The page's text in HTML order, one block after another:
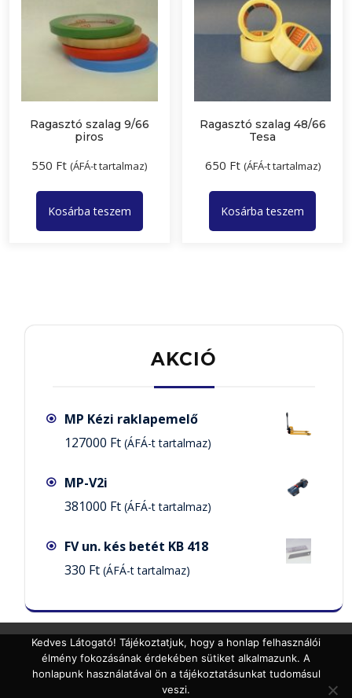
Ragasztó szalag 9/66
piros
550 Ft (ÁFÁ-t tartalmaz)
Kosárba teszem
Ragasztó szalag 48/66
Tesa
650 Ft (ÁFÁ-t tartalmaz)
Kosárba teszem
AKCIÓ
MP Kézi raklapemelő
127000 Ft (ÁFÁ-t tartalmaz)
MP-V2i
381000 Ft (ÁFÁ-t tartalmaz)
FV un. kés betét KB 418
330 Ft (ÁFÁ-t tartalmaz)
Kedves Látogató! Tájékoztatjuk, hogy a honlap felhasználói
élmény fokozásának érdekében sütiket alkalmazunk. A
honlapunk használatával ön a tájékoztatásunkat tudomásul
veszi.